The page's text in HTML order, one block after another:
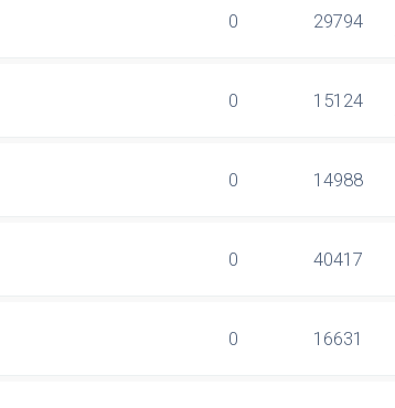
0 29794
0 15124
0 14988
0 40417
0 16631